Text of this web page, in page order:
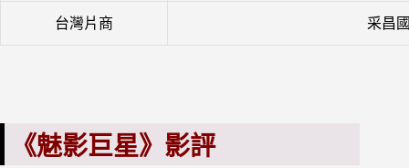
台灣片商 采昌
《魅影巨星》影評